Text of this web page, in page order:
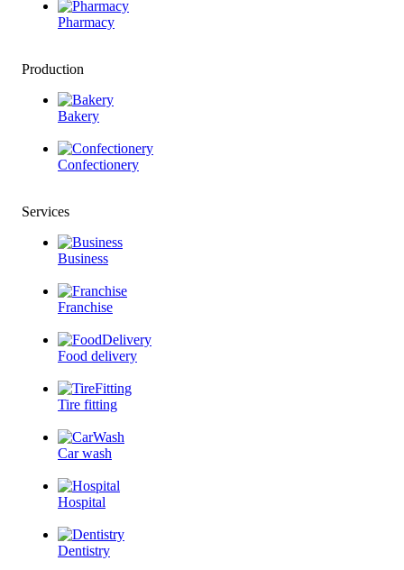
Pharmacy
Production
Bakery
Confectionery
Services
Business
Franchise
Food delivery
Tire fitting
Car wash
Hospital
Dentistry